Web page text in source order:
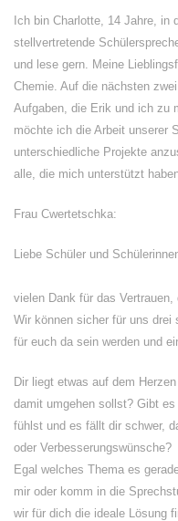
Ich bin Charlotte, 14 Jahre, in
stellvertretende
und lese gern. Meine
Chemie. Auf die nächsten
Aufgaben, die Erik und ich zu
möchte ich die Arbeit unserer
unterschiedliche Projekte
alle, die mich unterstützt
Frau Cwertetschka:
Liebe Schüler und
vielen Dank für das
Wir können sicher für uns drei
für euch da sein werden und
Dir liegt etwas auf dem
damit umgehen sollst? Gibt
fühlst und es fällt dir schwer,
oder Verbesserungswünsche?
Egal welches Thema es
mir oder komm in die
wir für dich die ideale Lösung